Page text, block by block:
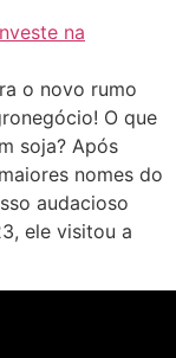
o novo rumo
O que
soja? Após
nomes do
audacioso
ele visitou a